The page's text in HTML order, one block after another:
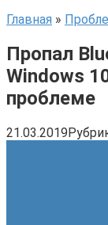
Главная »
Пропал
Windows
проблеме
21.03.2019